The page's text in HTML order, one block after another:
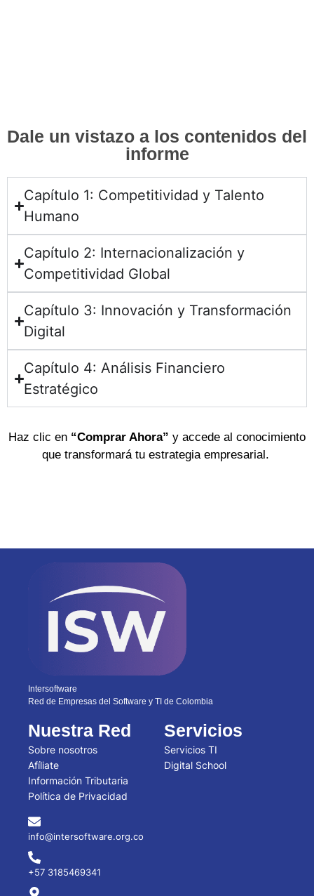
Dale un vistazo a los contenidos del
informe
Capítulo 1: Competitividad y Talento
Humano
Capítulo 2: Internacionalización y
Competitividad Global
Capítulo 3: Innovación y Transformación
Digital
Capítulo 4: Análisis Financiero
Estratégico
Haz clic en “Comprar Ahora” y accede al conocimiento
que transformará tu estrategia empresarial.
Intersoftware
Red de Empresas del Software y TI de Colombia
Nuestra Red
Sobre nosotros
Afíliate
Información Tributaria
Política de Privacidad
Servicios
Servicios TI
Digital School
info@intersoftware.org.co
+57 3185469341